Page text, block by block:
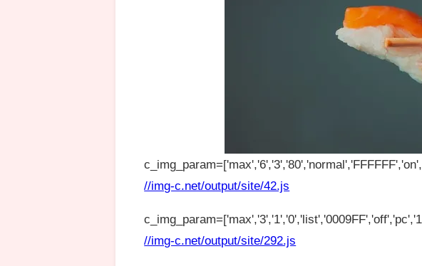
//img-c.net/output/site/42.js
//img-c.net/output/site/292.js